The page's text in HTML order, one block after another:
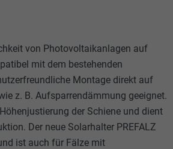
von Photovoltaikanlagen auf
mit dem bestehenden
Montage direkt auf
z. B. Aufsparrendämmung geeignet.
der Schiene und dient
Der neue Solarhalter PREFALZ
ist auch für Fälze mit